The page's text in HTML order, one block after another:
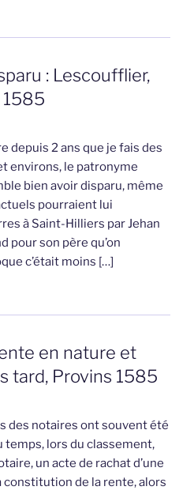
: Lescoufflier,
1585
depuis 2 ans que je fais des
environs, le patronyme
bien avoir disparu, même
pourraient lui
à Saint-Hilliers par Jehan
pour son père qu’on
c’était moins […]
en nature et
tard, Provins 1585
des notaires ont souvent été
temps, lors du classement,
un acte de rachat d’une
constitution de la rente, alors